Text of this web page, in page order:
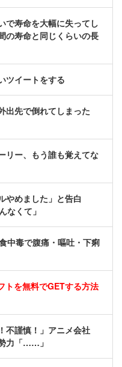
で寿命を大幅に失ってし
の寿命と同じくらいの長
ツイートをする
出先で倒れてしまった
リー、もう誰も覚えてな
やめました」と告白
なくて」
中毒で腹痛・嘔吐・下痢
トを無料でGETする方法
不謹慎！」アニメ会社
力「……」